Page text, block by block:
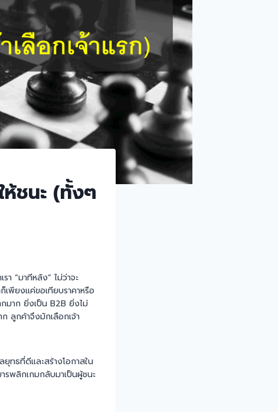
ห้ชนะ (ทั้งๆ
า “มาทีหลัง” ไม่ว่าจะ
เพียงแค่ขอเทียบราคาหรือ
มาก ยิ่งเป็น B2B ยิ่งไม่
ลูกค้าจึงมักเลือกเจ้า
ทธที่ดีและสร้างโอกาสใน
รพลิกเกมกลับมาเป็นผู้ชนะ